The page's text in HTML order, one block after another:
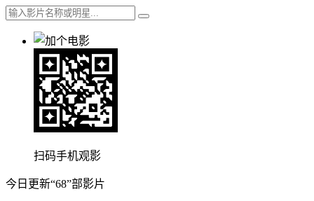
扫码手机观影
今日更新“68”部影片